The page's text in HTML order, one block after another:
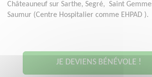
Châteauneuf sur Sarthe, Segré, Saint
Saumur (Centre Hospitalier comme EHPAD ).
JE DEVIENS BÉNÉVOLE !